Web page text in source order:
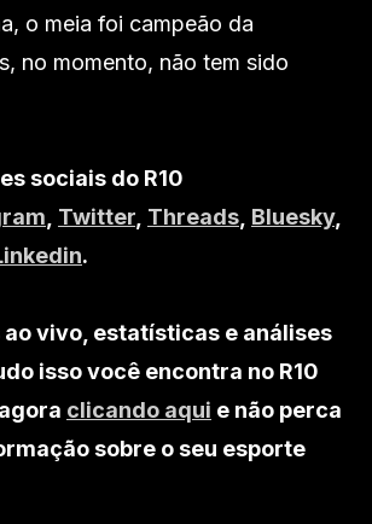
o meia foi campeão da
no momento, não tem sido
sociais do R10
Twitter Threads Bluesky,
.
ao vivo, estatísticas e análises
isso você encontra no R10
clicando aqui e não perca
sobre o seu esporte